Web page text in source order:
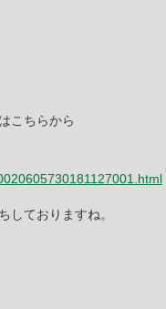
こちらから
しておりますね。